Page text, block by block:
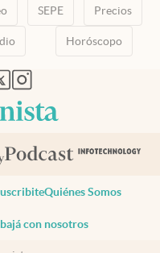
SEPE Precios
Horóscopo
pestaña
nueva pestaña
en nueva pestaña
abre en nueva pestaña
abre en nueva pestaña
Quiénes Somos
con nosotros